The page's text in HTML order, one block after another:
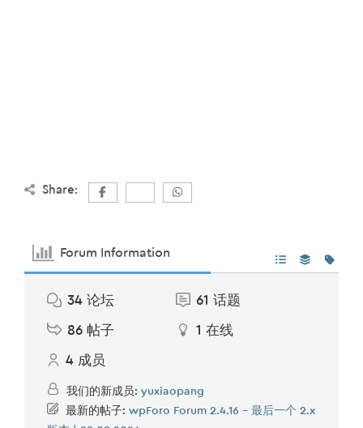
Share:
Forum Information
34 论坛 61 话题
86 帖子 1 在线
4 成员
我们的新成员: yuxiaopang
最新的帖子: wpForo Forum 2.4.16 – 最后一个 2.x